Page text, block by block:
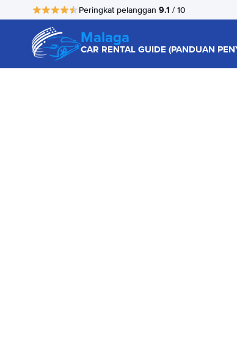
Peringkat pelanggan 9.1 / 10
Malaga
CAR RENTAL GUIDE (PANDUAN